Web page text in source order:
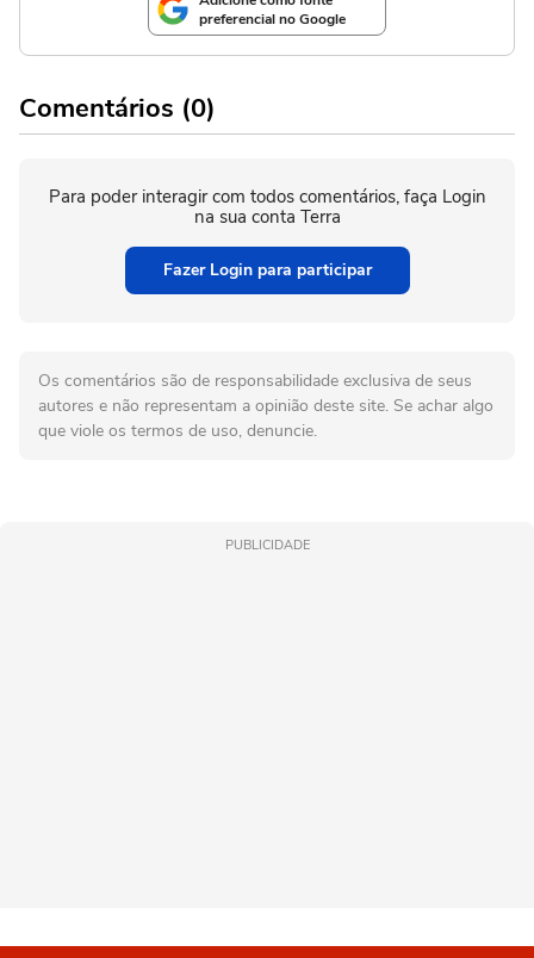
preferencial no Google
Comentários (0)
Para poder interagir com todos comentários, faça Login
na sua conta Terra
Fazer Login para participar
Os comentários são de responsabilidade exclusiva de seus
autores e não representam a opinião deste site. Se achar algo
que viole os termos de uso, denuncie.
PUBLICIDADE